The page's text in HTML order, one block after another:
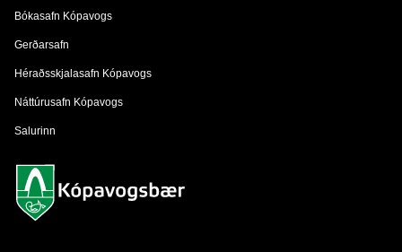
Bókasafn Kópavogs
Gerðarsafn
Héraðsskjalasafn Kópavogs
Náttúrusafn Kópavogs
Salurinn